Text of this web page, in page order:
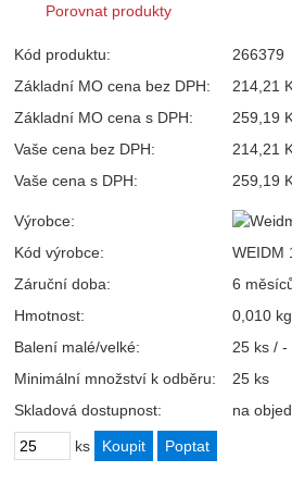
Porovnat produkty
Kód produktu:
266379
Základní MO cena bez DPH:
214,21
Základní MO cena s DPH:
259,19
Vaše cena bez DPH:
214,21
Vaše cena s DPH:
259,19
Výrobce:
Kód výrobce:
WEIDM
Záruční doba:
6
Hmotnost:
0,010 kg
Balení malé/velké:
25 ks / -
Minimální množství k odběru:
25 ks
Skladová dostupnost:
na
ks